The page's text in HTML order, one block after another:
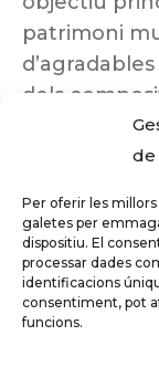
de
Per oferir les
galetes per
dispositiu. El
processar dades
identificacions
consentiment, pot
funcions.
patrimoni
dels
Tots els